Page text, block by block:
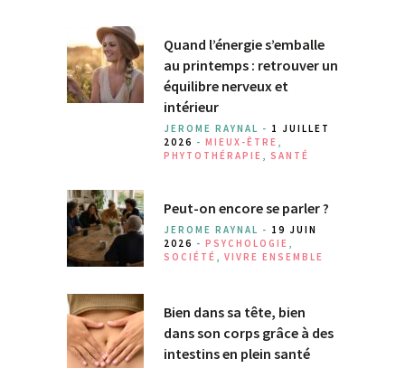
Quand l’énergie s’emballe
au printemps : retrouver un
équilibre nerveux et
intérieur
JEROME RAYNAL - 1 JUILLET
2026 - MIEUX-ÊTRE ,
PHYTOTHÉRAPIE , SANTÉ
Peut-on encore se parler ?
JEROME RAYNAL - 19 JUIN
2026 - PSYCHOLOGIE ,
SOCIÉTÉ , VIVRE ENSEMBLE
Bien dans sa tête, bien
dans son corps grâce à des
intestins en plein santé